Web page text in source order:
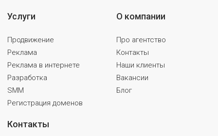
Услуги
Продвижение
Реклама
Реклама в интернете
Разработка
SMM
Регистрация доменов
О компании
Про агентство
Контакты
Наши клиенты
Вакансии
Блог
Контакты